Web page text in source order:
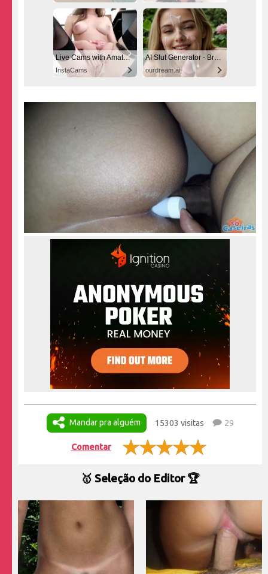
Live Cams with Amateur Girls
InstaCams
AI Slut Generator - Bring your Fantasies to life 🔥
ourdream.ai
Mandar pra alguém 15303 visitas 29
Comentar
🥇 Seleção do Editor 🏆